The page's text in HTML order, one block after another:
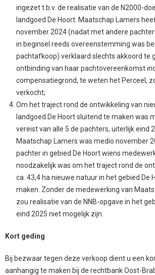
ingezet t.b.v. de realisatie van de N2000-
landgoed De Hoort. Maatschap Lamers
november 2024 (nadat met andere
in beginsel reeds overeenstemming was
pachtafkoop) verklaard slechts akkoord te
ontbinding van haar pachtovereenkomst
compensatiegrond, te weten het Perceel,
verkocht;
Om het traject rond de ontwikkeling van
landgoed De Hoort sluitend te maken was
vereist van alle 5 de pachters, uiterlijk eind
Maatschap Lamers was medio november
pachter in gebied De Hoort wiens
noodzakelijk was om het traject rond de
ca. 43,4 ha nieuwe natuur in het gebied De
maken. Zonder de medewerking van
zou realisatie van de NNB-opgave in het
eind 2025 niet mogelijk zijn.
Kort geding
Bij bezwaar tegen deze verkoop dient u een
aanhangig te maken bij de rechtbank Oost-